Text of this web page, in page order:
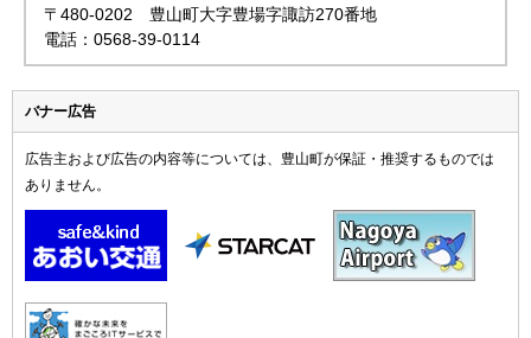
〒480-0202 豊山町大字豊場字諏訪270番地
電話：0568-39-0114
バナー広告
広告主および広告の内容等については、豊山町が保証・推奨するものでは
ありません。